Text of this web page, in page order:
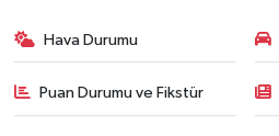
Hava Durumu
Puan Durumu ve Fikstür